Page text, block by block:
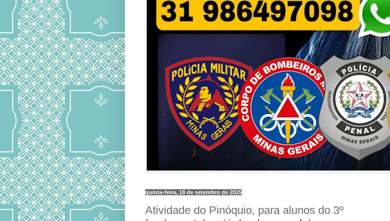
quinta-feira, 18 de setembro de 2025
Atividade do Pinóquio, para alunos do 3º